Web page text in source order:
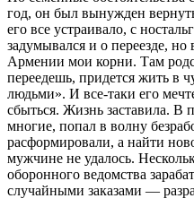
год, он был вынужден
его все устраивало, с
задумывался и о переезде,
Армении мои корни. Там
переедешь, придется жить в
людьми». И все-таки его
сбыться. Жизнь заставила. В
многие, попал в волну
расформировали, а найти
мужчине не удалось.
оборонного ведомства
случайными заказами —